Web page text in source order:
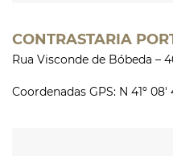
CONTRASTARIA
Rua Visconde de Bóbeda –
Coordenadas GPS: N 41º 08′